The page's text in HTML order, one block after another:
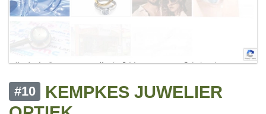
#10
KEMPKES JUWELIER